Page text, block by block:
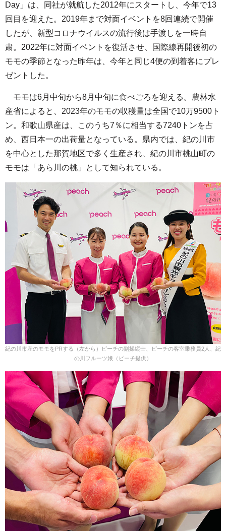
Day」は、同社が就航した2012年にスタートし、今年で13
回目を迎えた。2019年まで対面イベントを8回連続で開催
したが、新型コロナウイルスの流行後は手渡しを一時自
粛。2022年に対面イベントを復活させ、国際線再開後初の
モモの季節となった昨年は、今年と同じ4便の到着客にプレ
ゼントした。
モモは6月中旬から8月中旬に食べごろを迎える。農林水
産省によると、2023年のモモの収穫量は全国で10万9500ト
ン。和歌山県産は、このうち7％に相当する7240トンを占
め、西日本一の出荷量となっている。県内では、紀の川市
を中心とした那賀地区で多く生産され、紀の川市桃山町の
モモは「あら川の桃」として知られている。
紀の川市産のモモをPRする（左から）ピーチの副操縦士、ピーチの客室乗務員2人、紀
の川フルーツ娘（ピーチ提供）